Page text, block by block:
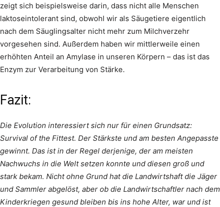
zeigt sich beispielsweise darin, dass nicht alle Menschen
laktoseintolerant sind, obwohl wir als Säugetiere eigentlich
nach dem Säuglingsalter nicht mehr zum Milchverzehr
vorgesehen sind. Außerdem haben wir mittlerweile einen
erhöhten Anteil an Amylase in unseren Körpern – das ist das
Enzym zur Verarbeitung von Stärke.
Fazit:
Die Evolution interessiert sich nur für einen Grundsatz:
Survival of the Fittest. Der Stärkste und am besten Angepasste
gewinnt. Das ist in der Regel derjenige, der am meisten
Nachwuchs in die Welt setzen konnte und diesen groß und
stark bekam. Nicht ohne Grund hat die Landwirtshaft die Jäger
und Sammler abgelöst, aber ob die Landwirtschaftler nach dem
Kinderkriegen gesund bleiben bis ins hohe Alter, war und ist